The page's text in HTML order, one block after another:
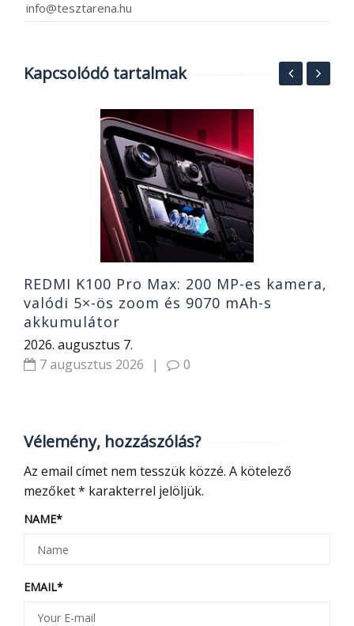
info@tesztarena.hu
Kapcsolódó tartalmak
REDMI K100 Pro Max: 200 MP-es kamera,
valódi 5×-ös zoom és 9070 mAh-s
akkumulátor
2026. augusztus 7.
7 augusztus 2026
| 0
Vélemény, hozzászólás?
Az email címet nem tesszük közzé. A kötelező
mezőket* karakterrel jelöljük.
NAME*
EMAIL*